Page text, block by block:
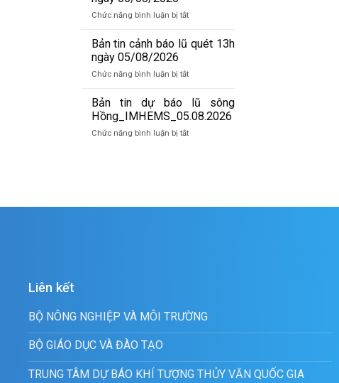
06/8/2026
lũ
01h
06/08/2026
Chức năng bình luận bị tắtở
tin
cảnh
lũ
19h
ngày
05/08/2026
Bản tin cảnh báo lũ quét 13h
ngày 05/08/2026
Chức năng bình luận bị tắtở
tin
cảnh
lũ
Bản tin dự báo lũ sông
Hồng_IMHEMS_05.08.2026
Chức năng bình luận bị tắtở
sông
Liên kết
BỘ NÔNG NGHIỆP VÀ MÔI TRƯỜNG
BỘ GIÁO DỤC VÀ ĐÀO TẠO
TRUNG TÂM DỰ BÁO KHÍ TƯỢNG THỦY VĂN QUỐC GIA